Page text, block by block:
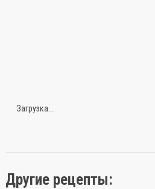
Загрузка...
Другие рецепты: